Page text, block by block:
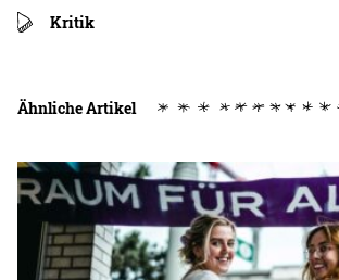
Kritik
Ähnliche Artikel